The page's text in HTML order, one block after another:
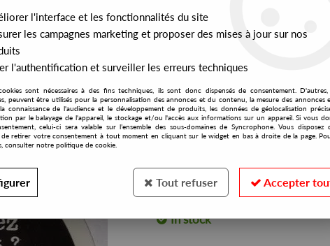
STOCK EXCLUSIVES PRESALES EXCLUSIVES
Robsoul
David Duriez
Can You Feel It?
8,00 €incl. taxes
ROBSOUL09
In stock
l'interface et les fonctionnalités du site
les campagnes marketing et proposer des mises à jour sur nos
l'authentification et surveiller les erreurs techniques
sont nécessaires à des fins techniques, ils sont donc dispensés de consentement.
peuvent être utilisés pour la personnalisation des annonces et du contenu, la mesure des annonces
connaissance de l'audience et le développement de produits, les données de géolocalisation
par le balayage de l'appareil, le stockage et/ou l'accès aux informations sur un appareil. Si vous
celui-ci sera valable sur l’ensemble des sous-domaines de Syncrophone. Vous disposez
de retirer votre consentement à tout moment en cliquant sur le widget en bas à droite de la page.
consulter notre politique de cookie.
Tout refuser Accepter